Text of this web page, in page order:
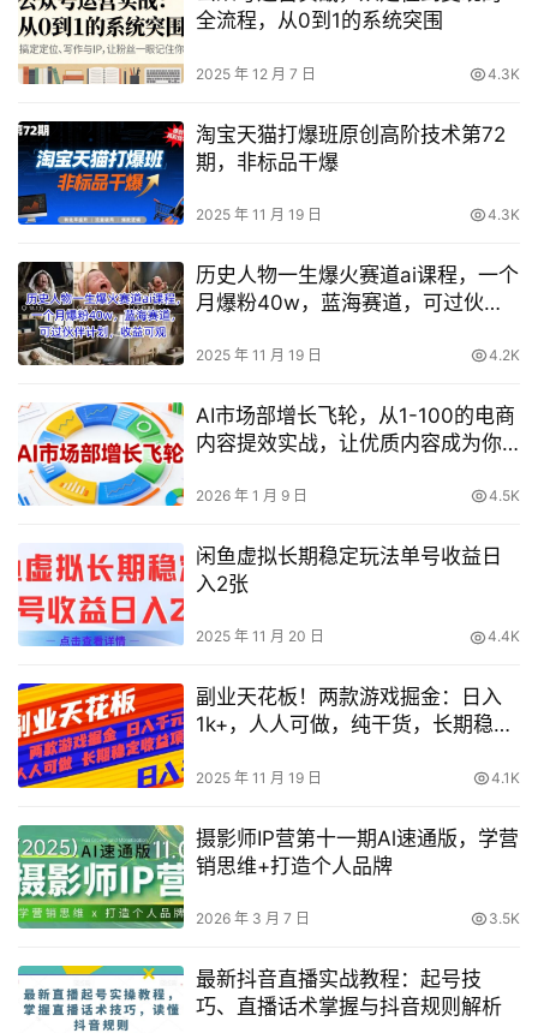
全流程，从0到1的系统突围
2025 年 12 月 7 日 4.3K
淘宝天猫打爆班原创高阶技术第72
期，非标品干爆
2025 年 11 月 19 日 4.3K
历史人物一生爆火赛道ai课程，一个
月爆粉40w，蓝海赛道，可过伙伴
2025 年 11 月 19 日 4.2K
AI市场部增长飞轮，从1-100的电商
内容提效实战，让优质内容成为你
2026 年 1 月 9 日 4.5K
闲鱼虚拟长期稳定玩法单号收益日
入2张
2025 年 11 月 20 日 4.4K
副业天花板！两款游戏掘金：日入
1k+，人人可做，纯干货，长期稳定
2025 年 11 月 19 日 4.1K
摄影师IP营第十一期Al速通版，学营
销思维+打造个人品牌
2026 年 3 月 7 日 3.5K
最新抖音直播实战教程：起号技
巧、直播话术掌握与抖音规则解析